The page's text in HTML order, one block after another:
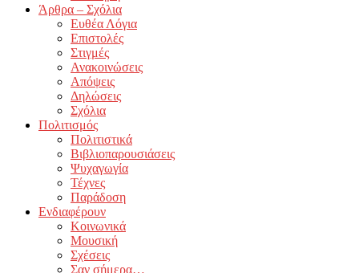
Άρθρα – Σχόλια
Ευθέα Λόγια
Επιστολές
Στιγμές
Ανακοινώσεις
Απόψεις
Δηλώσεις
Σχόλια
Πολιτισμός
Πολιτιστικά
Βιβλιοπαρουσιάσεις
Ψυχαγωγία
Τέχνες
Παράδοση
Ενδιαφέρουν
Κοινωνικά
Μουσική
Σχέσεις
Σαν σήμερα…